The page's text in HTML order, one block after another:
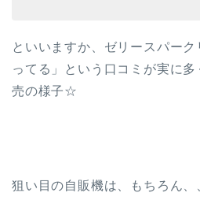
といいますか、ゼリースパー
ってる」という口コミが実に
売の様子☆
狙い目の自販機は、もちろん、